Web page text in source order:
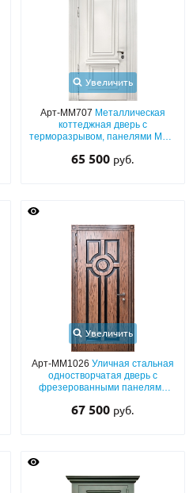
Увеличить
Арт-ММ707 Металлическая
коттеджная дверь с
терморазрывом, панелями МДФ
багетным раскладом и
65 500 руб.
Увеличить
Арт-ММ1026 Уличная стальная
одностворчатая дверь с
фрезерованными панелями
терморазрывом)
67 500 руб.